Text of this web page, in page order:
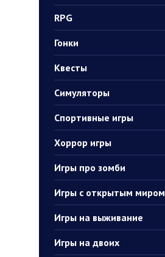
RPG
Гонки
Квесты
Симуляторы
Спортивные игры
Хоррор игры
Игры про зомби
Игры с открытым миром
Игры на выживание
Игры на двоих